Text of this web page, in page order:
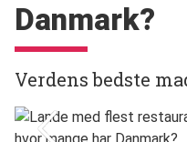
Danmark?
Verdens bedste